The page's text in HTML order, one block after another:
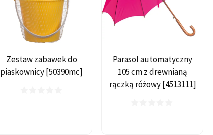
Zestaw zabawek do
piaskownicy [50390mc]
Parasol automatyczny
105 cm z drewnianą
rączką różowy [4513111]